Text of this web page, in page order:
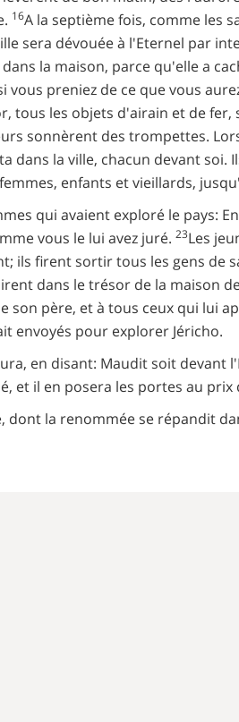
16A la septième fois, comme les
sera dévouée à l'Eternel par
la maison, parce qu'elle a
vous preniez de ce que vous
tous les objets d'airain et de
sonnèrent des trompettes.
dans la ville, chacun devant soi.
enfants et vieillards,
qui avaient exploré le pays:
vous le lui avez juré. 23Les
ils firent sortir tous les gens de
dans le trésor de la maison
son père, et à tous ceux qui lui
envoyés pour explorer Jéricho.
en disant: Maudit soit
et il en posera les portes au prix
dont la renommée se répandit